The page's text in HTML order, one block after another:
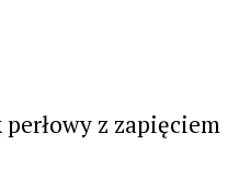
perłowy z zapięciem